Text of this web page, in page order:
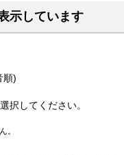
示しています
順)
択してください。
。